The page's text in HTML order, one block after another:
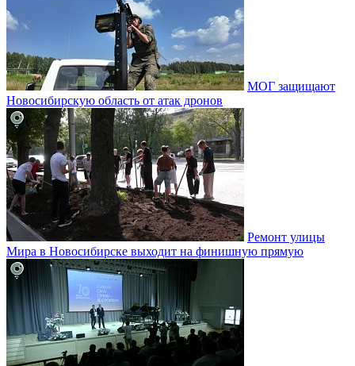
МОГ защищают
Новосибирскую область от атак дронов
Ремонт улицы
Мира в Новосибирске выходит на финишную прямую